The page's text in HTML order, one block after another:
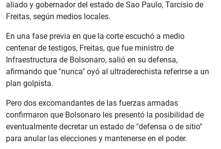
aliado y gobernador del estado de Sao Paulo, Tarcísio de
Freitas, según medios locales.
En una fase previa en que la corte escuchó a medio
centenar de testigos, Freitas, que fue ministro de
Infraestructura de Bolsonaro, salió en su defensa,
afirmando que "nunca" oyó al ultraderechista referirse a un
plan golpista.
Pero dos excomandantes de las fuerzas armadas
confirmaron que Bolsonaro les presentó la posibilidad de
eventualmente decretar un estado de "defensa o de sitio"
para anular las elecciones y mantenerse en el poder.